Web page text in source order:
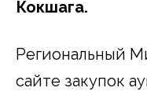
Кокшага.
Региональный
сайте закупок